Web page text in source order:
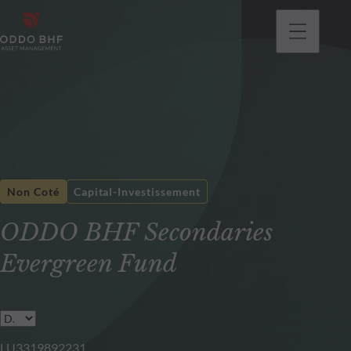
ODDO BHF Secondaries
Evergreen Fund
Non Coté Capital-Investissement
LU3319892231